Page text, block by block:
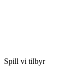
Spill vi tilbyr